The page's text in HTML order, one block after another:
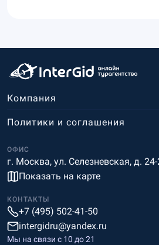
Компания
ОФИС
г. Москва, ул. Селезневская, д. 24-
Показать на карте
Политики и соглашения
КОНТАКТЫ
+7 (495) 502-41-50
intergidru@yandex.ru
Мы на связи c 10 до 21